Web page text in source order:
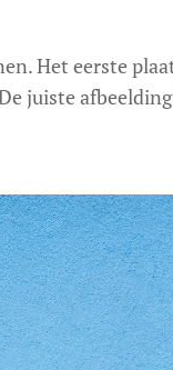
Het eerste
juiste